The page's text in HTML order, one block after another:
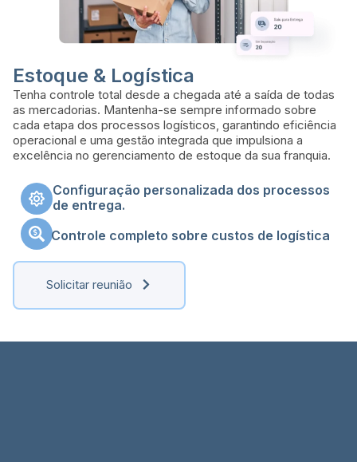
Estoque & Logística
Tenha controle total desde a chegada até a saída de todas
as mercadorias. Mantenha-se sempre informado sobre
cada etapa dos processos logísticos, garantindo eficiência
operacional e uma gestão integrada que impulsiona a
excelência no gerenciamento de estoque da sua franquia.
Configuração personalizada dos processos
de entrega.
Controle completo sobre custos de logística
Solicitar reunião